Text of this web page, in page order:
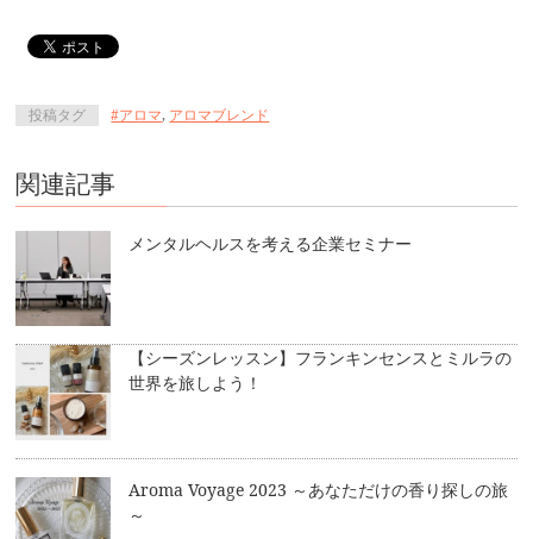
投稿タグ #アロマ, アロマブレンド
関連記事
メンタルヘルスを考える企業セミナー
【シーズンレッスン】フランキンセンスとミルラの
世界を旅しよう！
Aroma Voyage 2023 ～あなただけの香り探しの旅
～